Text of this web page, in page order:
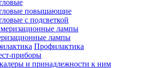
повышающие
с подсветкой
лампы
Профилактика
приборы
и принадлежности к ним